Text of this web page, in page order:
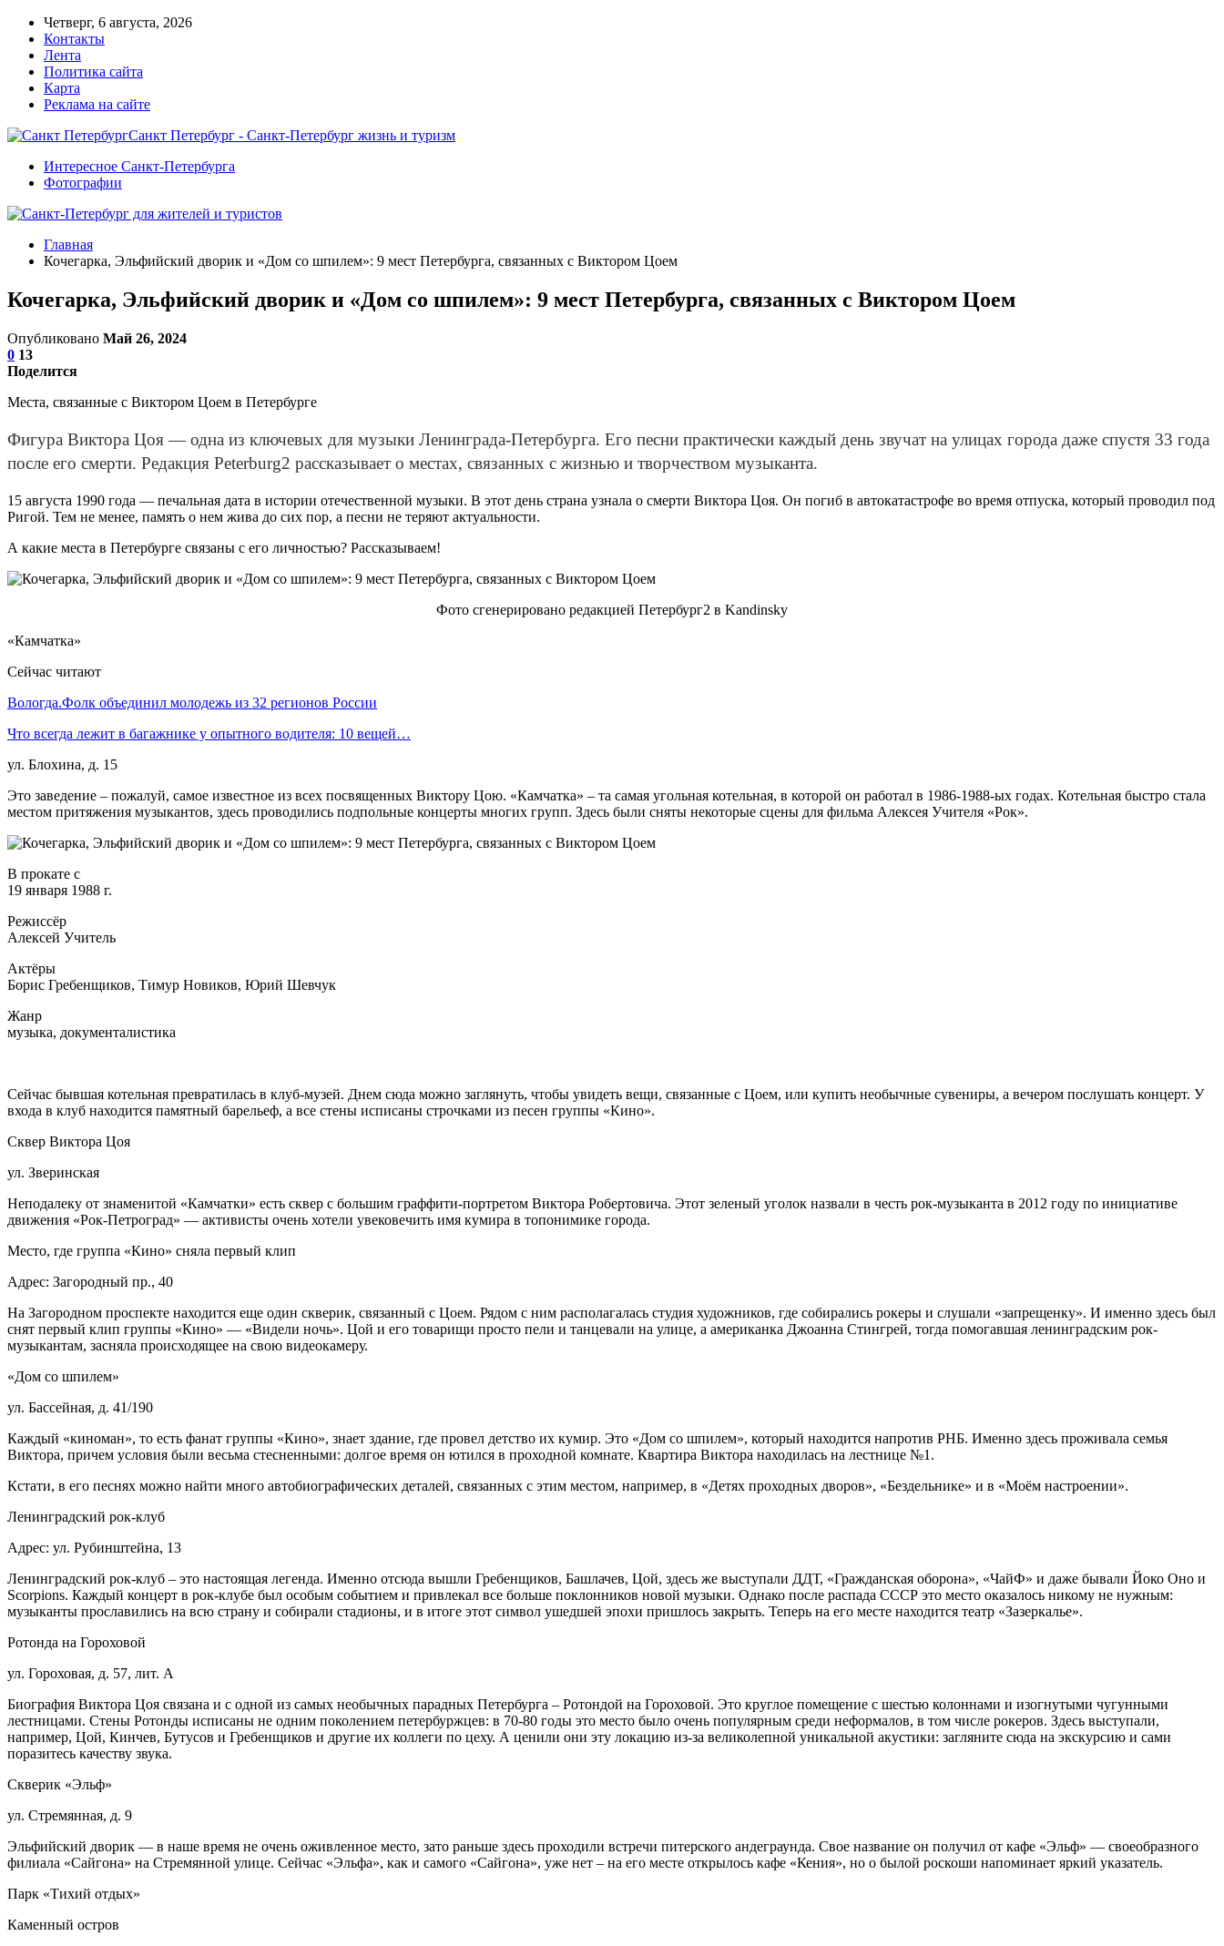
Четверг, 6 августа, 2026
Контакты
Лента
Политика сайта
Карта
Реклама на сайте
Санкт Петербург - Санкт-Петербург жизнь и туризм
Интересное Санкт-Петербурга
Фотографии
Главная
Кочегарка, Эльфийский дворик и «Дом со шпилем»: 9 мест Петербурга, связанных с Виктором Цоем
Кочегарка, Эльфийский дворик и «Дом со шпилем»: 9 мест Петербурга, связанных с Виктором Цоем
Опубликовано Май 26, 2024
0 13
Поделится
Места, связанные с Виктором Цоем в Петербурге
Фигура Виктора Цоя — одна из ключевых для музыки Ленинграда-Петербурга. Его песни практически каждый день звучат на улицах города даже спустя 33 года
после его смерти. Редакция Peterburg2 рассказывает о местах, связанных с жизнью и творчеством музыканта.
15 августа 1990 года — печальная дата в истории отечественной музыки. В этот день страна узнала о смерти Виктора Цоя. Он погиб в автокатастрофе во время отпуска, который проводил под
Ригой. Тем не менее, память о нем жива до сих пор, а песни не теряют актуальности.
А какие места в Петербурге связаны с его личностью? Рассказываем!
Фото сгенерировано редакцией Петербург2 в Kandinsky
«Камчатка»
Сейчас читают
Вологда.Фолк объединил молодежь из 32 регионов России
Что всегда лежит в багажнике у опытного водителя: 10 вещей…
ул. Блохина, д. 15
Это заведение – пожалуй, самое известное из всех посвященных Виктору Цою. «Камчатка» – та самая угольная котельная, в которой он работал в 1986-1988-ых годах. Котельная быстро стала
местом притяжения музыкантов, здесь проводились подпольные концерты многих групп. Здесь были сняты некоторые сцены для фильма Алексея Учителя «Рок».
В прокате с
19 января 1988 г.
Режиссёр
Алексей Учитель
Актёры
Борис Гребенщиков, Тимур Новиков, Юрий Шевчук
Жанр
музыка, документалистика
Сейчас бывшая котельная превратилась в клуб-музей. Днем сюда можно заглянуть, чтобы увидеть вещи, связанные с Цоем, или купить необычные сувениры, а вечером послушать концерт. У
входа в клуб находится памятный барельеф, а все стены исписаны строчками из песен группы «Кино».
Сквер Виктора Цоя
ул. Зверинская
Неподалеку от знаменитой «Камчатки» есть сквер с большим граффити-портретом Виктора Робертовича. Этот зеленый уголок назвали в честь рок-музыканта в 2012 году по инициативе
движения «Рок-Петроград» — активисты очень хотели увековечить имя кумира в топонимике города.
Место, где группа «Кино» сняла первый клип
Адрес: Загородный пр., 40
На Загородном проспекте находится еще один скверик, связанный с Цоем. Рядом с ним располагалась студия художников, где собирались рокеры и слушали «запрещенку». И именно здесь был
снят первый клип группы «Кино» — «Видели ночь». Цой и его товарищи просто пели и танцевали на улице, а американка Джоанна Стингрей, тогда помогавшая ленинградским рок-
музыкантам, засняла происходящее на свою видеокамеру.
«Дом со шпилем»
ул. Бассейная, д. 41/190
Каждый «киноман», то есть фанат группы «Кино», знает здание, где провел детство их кумир. Это «Дом со шпилем», который находится напротив РНБ. Именно здесь проживала семья
Виктора, причем условия были весьма стесненными: долгое время он ютился в проходной комнате. Квартира Виктора находилась на лестнице №1.
Кстати, в его песнях можно найти много автобиографических деталей, связанных с этим местом, например, в «Детях проходных дворов», «Бездельнике» и в «Моём настроении».
Ленинградский рок-клуб
Адрес: ул. Рубинштейна, 13
Ленинградский рок-клуб – это настоящая легенда. Именно отсюда вышли Гребенщиков, Башлачев, Цой, здесь же выступали ДДТ, «Гражданская оборона», «ЧайФ» и даже бывали Йоко Оно и
Scorpions. Каждый концерт в рок-клубе был особым событием и привлекал все больше поклонников новой музыки. Однако после распада СССР это место оказалось никому не нужным:
музыканты прославились на всю страну и собирали стадионы, и в итоге этот символ ушедшей эпохи пришлось закрыть. Теперь на его месте находится театр «Зазеркалье».
Ротонда на Гороховой
ул. Гороховая, д. 57, лит. А
Биография Виктора Цоя связана и с одной из самых необычных парадных Петербурга – Ротондой на Гороховой. Это круглое помещение с шестью колоннами и изогнутыми чугунными
лестницами. Стены Ротонды исписаны не одним поколением петербуржцев: в 70-80 годы это место было очень популярным среди неформалов, в том числе рокеров. Здесь выступали,
например, Цой, Кинчев, Бутусов и Гребенщиков и другие их коллеги по цеху. А ценили они эту локацию из-за великолепной уникальной акустики: загляните сюда на экскурсию и сами
поразитесь качеству звука.
Скверик «Эльф»
ул. Стремянная, д. 9
Эльфийский дворик — в наше время не очень оживленное место, зато раньше здесь проходили встречи питерского андеграунда. Свое название он получил от кафе «Эльф» — своеобразного
филиала «Сайгона» на Стремянной улице. Сейчас «Эльфа», как и самого «Сайгона», уже нет – на его месте открылось кафе «Кения», но о былой роскоши напоминает яркий указатель.
Парк «Тихий отдых»
Каменный остров